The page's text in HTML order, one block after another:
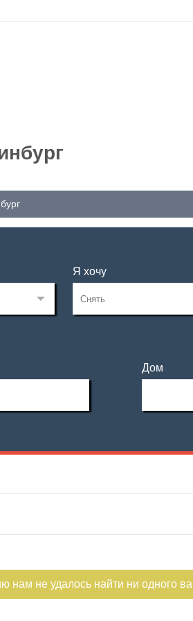
Я хочу
Дом
нам не удалось найти ни одного